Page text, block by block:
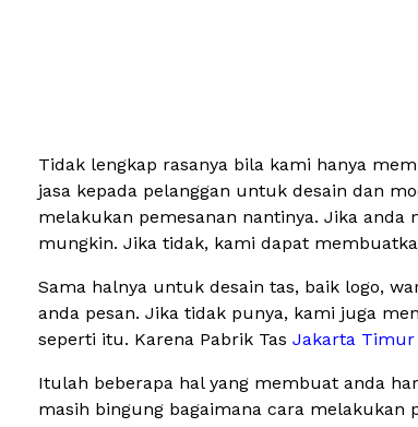
Tidak lengkap rasanya bila kami hanya
jasa kepada pelanggan untuk desain dan
melakukan pemesanan nantinya. Jika
mungkin. Jika tidak, kami dapat
Sama halnya untuk desain tas, baik logo,
anda pesan. Jika tidak punya, kami juga
seperti itu. Karena Pabrik Tas Jakarta Timur
Itulah beberapa hal yang membuat anda
masih bingung bagaimana cara